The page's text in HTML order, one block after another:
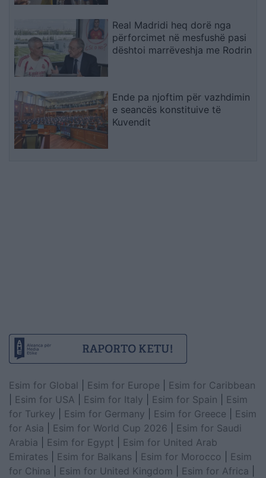
Real Madridi heq dorë nga
përforcimet në mesfushë pasi
dështoi marrëveshja me Rodrin
Ende pa njoftim për vazhdimin
e seancës konstituive të
Kuvendit
Esim for Global Esim for Europe
Esim for Caribbean
Esim for USA Esim for Italy Esim for Spain
Esim
for Turkey
Esim for Germany Esim for Greece
Esim
for Asia
Esim for World Cup 2026
Esim for Saudi
Arabia
Esim for Egypt
Esim for United Arab
Emirates
Esim for Balkans Esim for Morocco
Esim
for China
Esim for United Kingdom Esim for Africa